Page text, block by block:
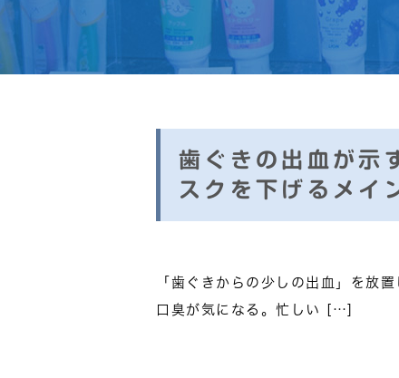
審美歯科セラミック
歯ぐきの出血が示
スクを下げるメイ
「歯ぐきからの少しの出血」を放
口臭が気になる。忙しい […]